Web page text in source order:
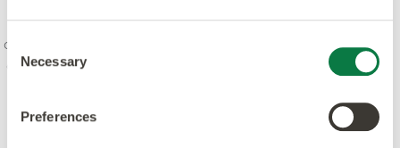
Consent
Selection
Necessary
Preferences
diseño, fabricación, producto y servicio. Estamos
comprometidos con los estándares líderes y estamos
dedicados a aumentar la conciencia ambiental en la
superan los principales estándares mundiales.